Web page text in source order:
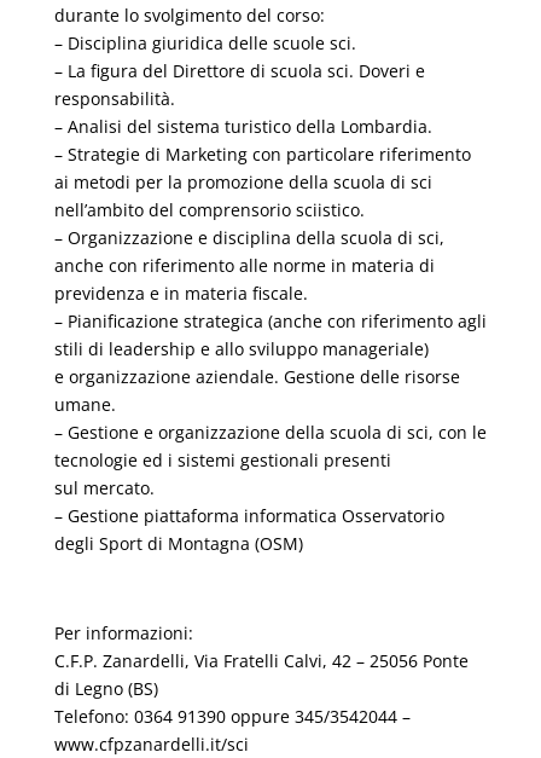
durante lo svolgimento del corso:
– Disciplina giuridica delle scuole sci.
– La figura del Direttore di scuola sci. Doveri e
responsabilità.
– Analisi del sistema turistico della Lombardia.
– Strategie di Marketing con particolare riferimento
ai metodi per la promozione della scuola di sci
nell’ambito del comprensorio sciistico.
– Organizzazione e disciplina della scuola di sci,
anche con riferimento alle norme in materia di
previdenza e in materia fiscale.
– Pianificazione strategica (anche con riferimento agli
stili di leadership e allo sviluppo manageriale)
e organizzazione aziendale. Gestione delle risorse
umane.
– Gestione e organizzazione della scuola di sci, con le
tecnologie ed i sistemi gestionali presenti
sul mercato.
– Gestione piattaforma informatica Osservatorio
degli Sport di Montagna (OSM)
Per informazioni:
C.F.P. Zanardelli, Via Fratelli Calvi, 42 – 25056 Ponte
di Legno (BS)
Telefono: 0364 91390 oppure 345/3542044 –
www.cfpzanardelli.it/sci